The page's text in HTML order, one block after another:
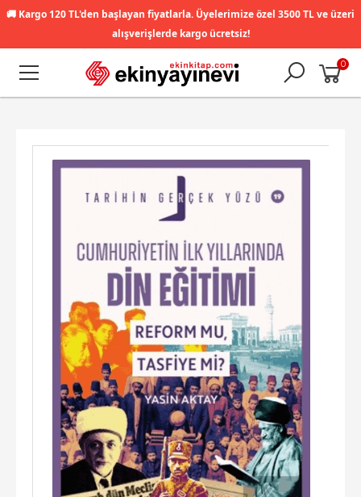
🚚 Kargo 120 TL'den başlayan fiyatlarla. Üyelerimize özel 3500 TL ve üzeri
alışverişlerde kargo ücretsiz!
0